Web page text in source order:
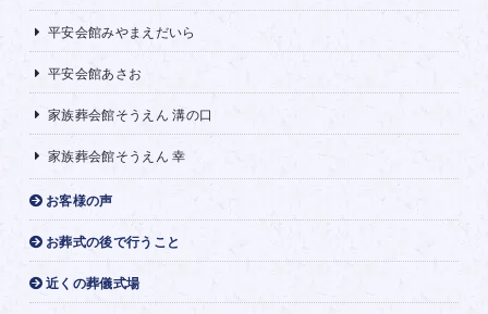
平安会館みやまえだいら
平安会館あさお
家族葬会館そうえん 溝の口
家族葬会館そうえん 幸
お客様の声
お葬式の後で行うこと
近くの葬儀式場